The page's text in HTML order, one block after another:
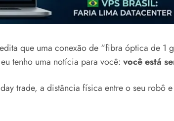
que uma conexão de “fibra óptica de 1
tenho uma notícia para você: você está
trade, a distância física entre o seu robô